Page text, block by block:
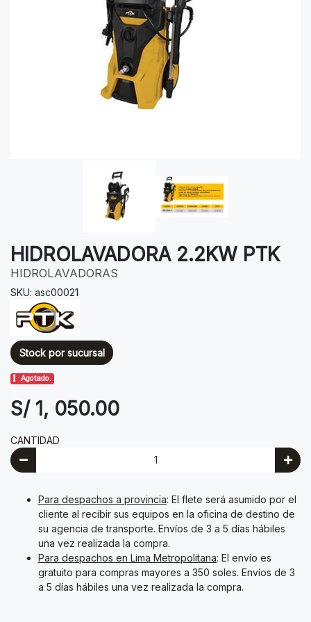
HIDROLAVADORA 2.2KW PTK
HIDROLAVADORAS
SKU: asc00021
Stock por sucursal
Agotado.
S/ 1, 050.00
CANTIDAD
Para despachos a provincia: El flete será asumido por el
cliente al recibir sus equipos en la oficina de destino de
su agencia de transporte. Envíos de 3 a 5 días hábiles
una vez realizada la compra.
Para despachos en Lima Metropolitana: El envío es
gratuito para compras mayores a 350 soles. Envíos de 3
a 5 días hábiles una vez realizada la compra.